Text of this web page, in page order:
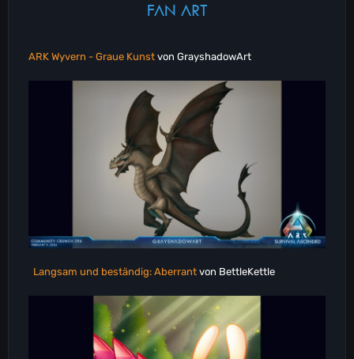
FAN ART
ARK Wyvern - Graue Kunst von GrayshadowArt
Langsam und beständig: Aberrant von BettleKettle